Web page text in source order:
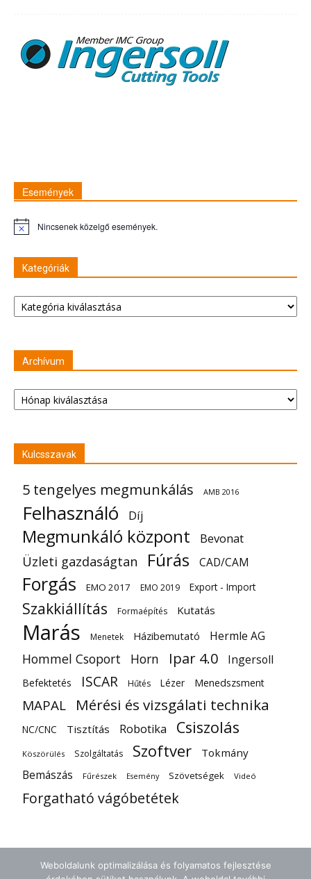
Események
Figyelmeztetés
Nincsenek közelgő események.
Kategóriák
Kategóriák
Archívum
Archívum
Kulcsszavak
5 tengelyes megmunkálás AMB 2016
Felhasználó Díj
Megmunkáló központ Bevonat
Üzleti gazdaságtan Fúrás CAD/CAM
Forgás EMO 2017 EMO 2019 Export - Import
Szakkiállítás Formaépítés Kutatás
Marás Menetek Házibemutató Hermle AG
Hommel Csoport Horn Ipar 4.0 Ingersoll
Befektetés ISCAR Hűtés Lézer Menedszsment
MAPAL Mérési és vizsgálati technika
NC/CNC Tisztítás Robotika Csiszolás
Köszörülés Szolgáltatás Szoftver Tokmány
Bemászás Fűrészek Esemény Szövetségek Videó
Forgatható vágóbetétek
Weboldalunk optimalizálása és folyamatos fejlesztése